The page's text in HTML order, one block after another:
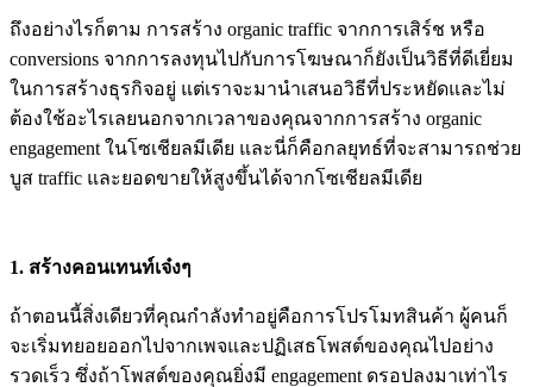
ถึงอย่างไรก็ตาม การสร้าง organic traffic จากการเสิร์ช หรือ
conversions จากการลงทุนไปกับการโฆษณาก็ยังเป็นวิธีที่ดีเยี่ยม
ในการสร้างธุรกิจอยู่ แต่เราจะมานำเสนอวิธีที่ประหยัดและไม่
ต้องใช้อะไรเลยนอกจากเวลาของคุณจากการสร้าง organic
engagement ในโซเชียลมีเดีย และนี่ก็คือกลยุทธ์ที่จะสามารถช่วย
บูส traffic และยอดขายให้สูงขึ้นได้จากโซเชียลมีเดีย
1. สร้างคอนเทนท์เจ๋งๆ
ถ้าตอนนี้สิ่งเดียวที่คุณกำลังทำอยู่คือการโปรโมทสินค้า ผู้คนก็
จะเริ่มทยอยออกไปจากเพจและปฏิเสธโพสต์ของคุณไปอย่าง
รวดเร็ว ซึ่งถ้าโพสต์ของคุณยิ่งมี engagement ดรอปลงมาเท่าไร